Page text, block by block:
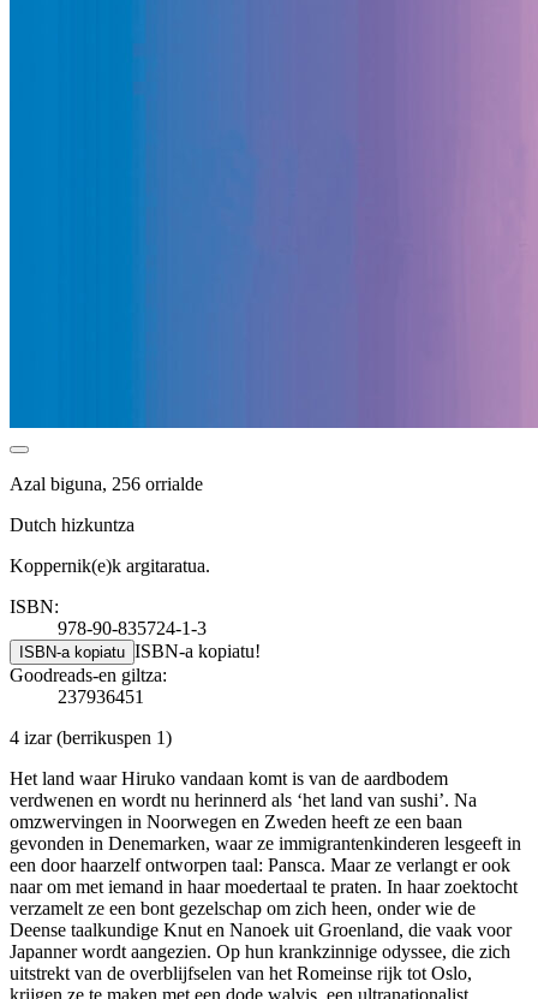
Azal biguna, 256 orrialde
Dutch hizkuntza
Koppernik(e)k argitaratua.
ISBN:
978-90-835724-1-3
ISBN-a kopiatu ISBN-a kopiatu!
Goodreads-en giltza:
237936451
4 izar(berrikuspen 1)
Het land waar Hiruko vandaan komt is van de aardbodem
verdwenen en wordt nu herinnerd als ‘het land van sushi’. Na
omzwervingen in Noorwegen en Zweden heeft ze een baan
gevonden in Denemarken, waar ze immigrantenkinderen lesgeeft in
een door haarzelf ontworpen taal: Pansca. Maar ze verlangt er ook
naar om met iemand in haar moedertaal te praten. In haar zoektocht
verzamelt ze een bont gezelschap om zich heen, onder wie de
Deense taalkundige Knut en Nanoek uit Groenland, die vaak voor
Japanner wordt aangezien. Op hun krankzinnige odyssee, die zich
uitstrekt van de overblijfselen van het Romeinse rijk tot Oslo,
krijgen ze te maken met een dode walvis, een ultranationalist